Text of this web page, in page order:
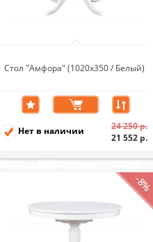
Стол "Амфора" (1020х350 / Белый)
Нет в наличии
24 250 р.
21 552 р.
-8%